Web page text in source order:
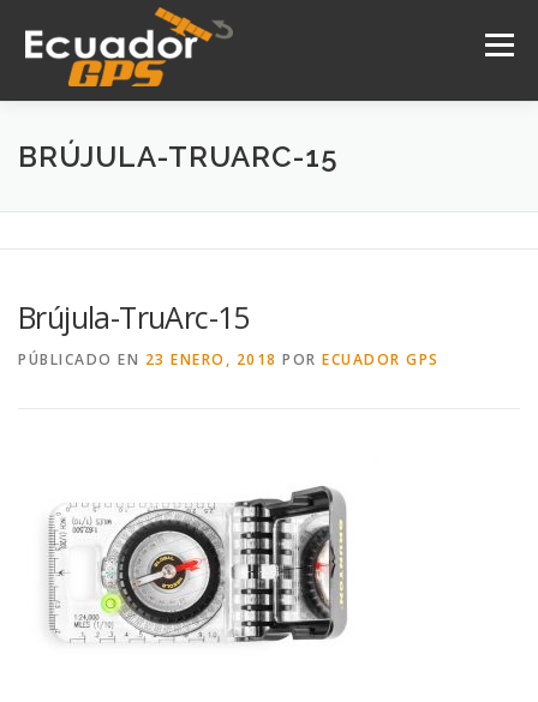
contenido
Menú
INICIO NOSOTROS PRODUCTOS
BRÚJULA-TRUARC-15
Brújula-TruArc-15
PÚBLICADO EN 23 ENERO, 2018 POR ECUADOR GPS